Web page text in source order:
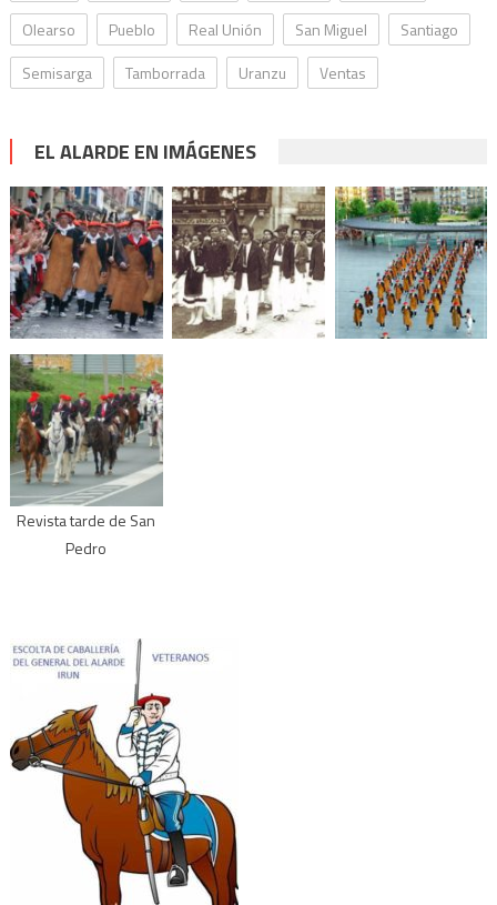
Olearso
Pueblo Real Unión San Miguel
Santiago
Semisarga
Tamborrada Uranzu Ventas
EL ALARDE EN IMÁGENES
Revista tarde de San
Pedro